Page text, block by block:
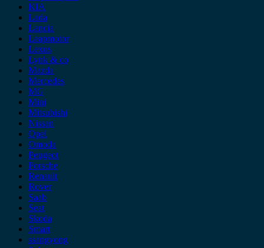
KIA
Lada
Lancia
Leapmotor
Lexus
Lynk & co
Mazda
Mercedes
MG
Mini
Mitsubishi
Nissan
Opel
Omoda
Peugeot
Porsche
Renault
Rover
Saab
Seat
Skoda
Smart
ssangyong